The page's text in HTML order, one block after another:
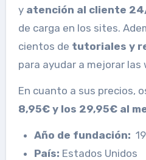
y atención al cliente
de carga en los sites.
cientos de tutoriales y
para ayudar a mejorar
En cuanto a sus precios,
8,95€ y los 29,95€ al
Año de fundación:
País: Estados Unidos